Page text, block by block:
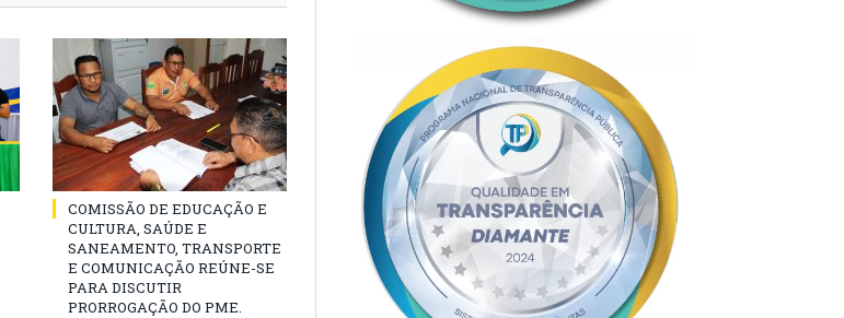
COMISSÃO DE EDUCAÇÃO E
CULTURA, SAÚDE E
SANEAMENTO, TRANSPORTE
E COMUNICAÇÃO REÚNE-SE
PARA DISCUTIR
PRORROGAÇÃO DO PME.